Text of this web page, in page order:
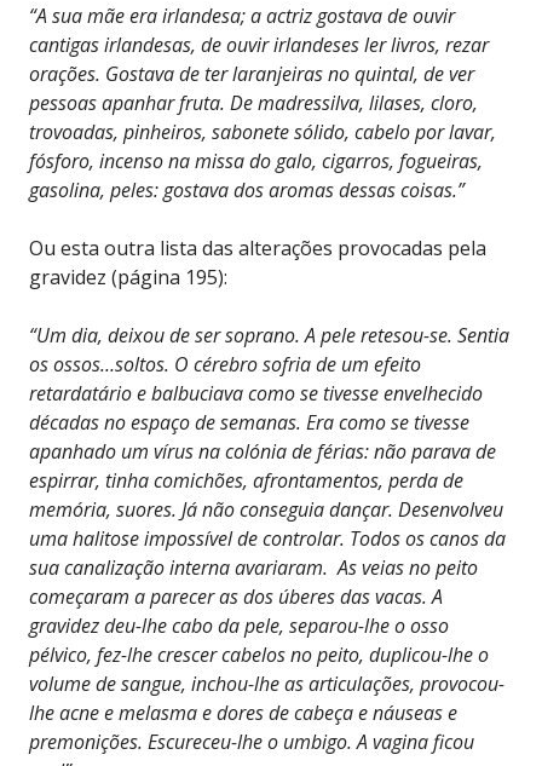
“A sua mãe era irlandesa; a actriz gostava de ouvir
cantigas irlandesas, de ouvir irlandeses ler livros, rezar
orações. Gostava de ter laranjeiras no quintal, de ver
pessoas apanhar fruta. De madressilva, lilases, cloro,
trovoadas, pinheiros, sabonete sólido, cabelo por lavar,
fósforo, incenso na missa do galo, cigarros, fogueiras,
gasolina, peles: gostava dos aromas dessas coisas.”
Ou esta outra lista das alterações provocadas pela
gravidez (página 195):
“Um dia, deixou de ser soprano. A pele retesou-se. Sentia
os ossos…soltos. O cérebro sofria de um efeito
retardatário e balbuciava como se tivesse envelhecido
décadas no espaço de semanas. Era como se tivesse
apanhado um vírus na colónia de férias: não parava de
espirrar, tinha comichões, afrontamentos, perda de
memória, suores. Já não conseguia dançar. Desenvolveu
uma halitose impossível de controlar. Todos os canos da
sua canalização interna avariaram. As veias no peito
começaram a parecer as dos úberes das vacas. A
gravidez deu-lhe cabo da pele, separou-lhe o osso
pélvico, fez-lhe crescer cabelos no peito, duplicou-lhe o
volume de sangue, inchou-lhe as articulações, provocou-
lhe acne e melasma e dores de cabeça e náuseas e
premonições. Escureceu-lhe o umbigo. A vagina ficou